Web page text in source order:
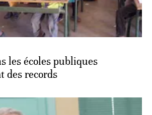
les écoles publiques
des records